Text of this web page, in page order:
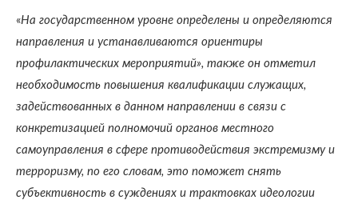
«На государственном уровне определены и определяются
направления и устанавливаются ориентиры
профилактических мероприятий», также он отметил
необходимость повышения квалификации служащих,
задействованных в данном направлении в связи с
конкретизацией полномочий органов местного
самоуправления в сфере противодействия экстремизму и
терроризму, по его словам, это поможет снять
субъективность в суждениях и трактовках идеологии